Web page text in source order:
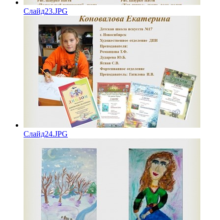
Слайд23.JPG
Слайд24.JPG